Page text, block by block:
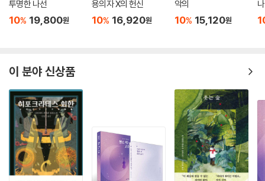
투명한 나선
10% 19,800원
용의자 X의 헌신
10% 16,920원
악의
10% 15,120원
이 분야 신상품